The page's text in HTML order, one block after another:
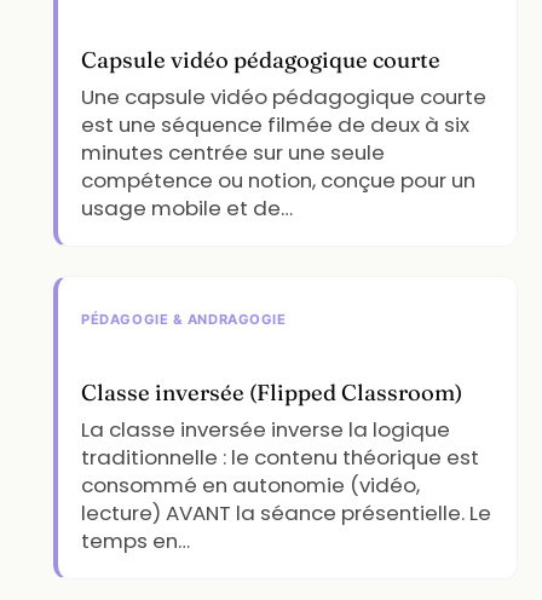
Capsule vidéo pédagogique courte
Une capsule vidéo pédagogique courte
est une séquence filmée de deux à six
minutes centrée sur une seule
compétence ou notion, conçue pour un
usage mobile et de…
PÉDAGOGIE & ANDRAGOGIE
Classe inversée (Flipped Classroom)
La classe inversée inverse la logique
traditionnelle : le contenu théorique est
consommé en autonomie (vidéo,
lecture) AVANT la séance présentielle. Le
temps en…